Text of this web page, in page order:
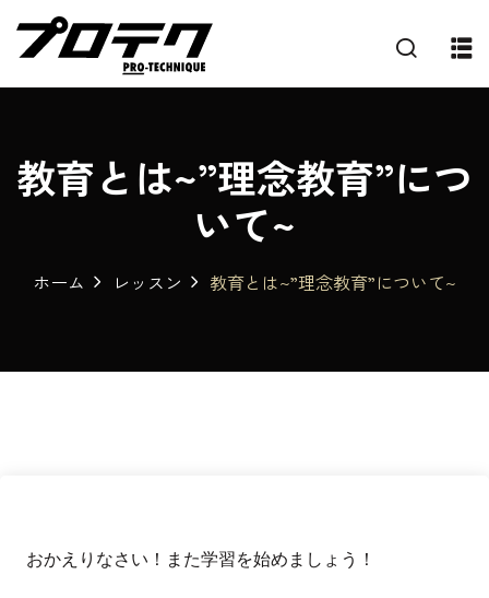
教育とは~”理念教育”につ
いて~
ホーム レッスン 教育とは~”理念教育”について~
おかえりなさい！また学習を始めましょう！